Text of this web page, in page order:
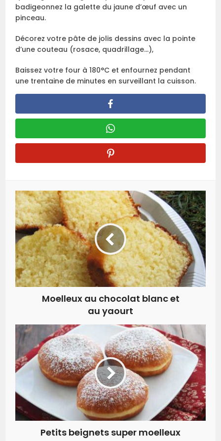
badigeonnez la galette du jaune d’œuf avec un
pinceau.
Décorez votre pâte de jolis dessins avec la pointe
d’une couteau (rosace, quadrillage…),
Baissez votre four à 180°C et enfournez pendant
une trentaine de minutes en surveillant la cuisson.
Moelleux au chocolat blanc et
au yaourt
Petits beignets super moelleux